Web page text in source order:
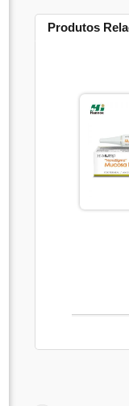
Produtos